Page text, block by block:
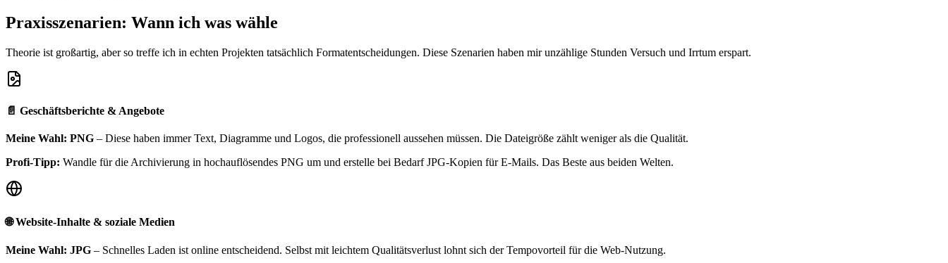
Praxisszenarien: Wann ich was wähle
Theorie ist großartig, aber so treffe ich in echten Projekten tatsächlich Formatentscheidungen. Diese Szenarien haben mir unzählige Stunden Versuch und Irrtum erspart.
📄 Geschäftsberichte & Angebote
Meine Wahl: PNG – Diese haben immer Text, Diagramme und Logos, die professionell aussehen müssen. Die Dateigröße zählt weniger als die Qualität.
Profi-Tipp: Wandle für die Archivierung in hochauflösendes PNG um und erstelle bei Bedarf JPG-Kopien für E-Mails. Das Beste aus beiden Welten.
🌐 Website-Inhalte & soziale Medien
Meine Wahl: JPG – Schnelles Laden ist online entscheidend. Selbst mit leichtem Qualitätsverlust lohnt sich der Tempovorteil für die Web-Nutzung.